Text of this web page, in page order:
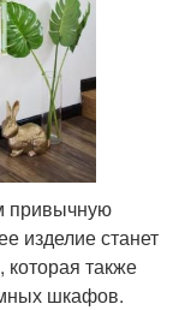
привычную
изделие станет
также
шкафов.